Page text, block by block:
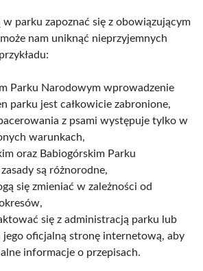
parku zapoznać się z obowiązującym
nam uniknąć nieprzyjemnych
Parku Narodowym wprowadzenie
parku jest całkowicie zabronione,
z psami występuje tylko w
warunkach,
oraz Babiogórskim Parku
są różnorodne,
się zmieniać w zależności od
się z administracją parku lub
jego oficjalną stronę internetową, aby
informacje o przepisach.